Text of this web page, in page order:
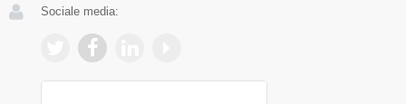
Sociale media: